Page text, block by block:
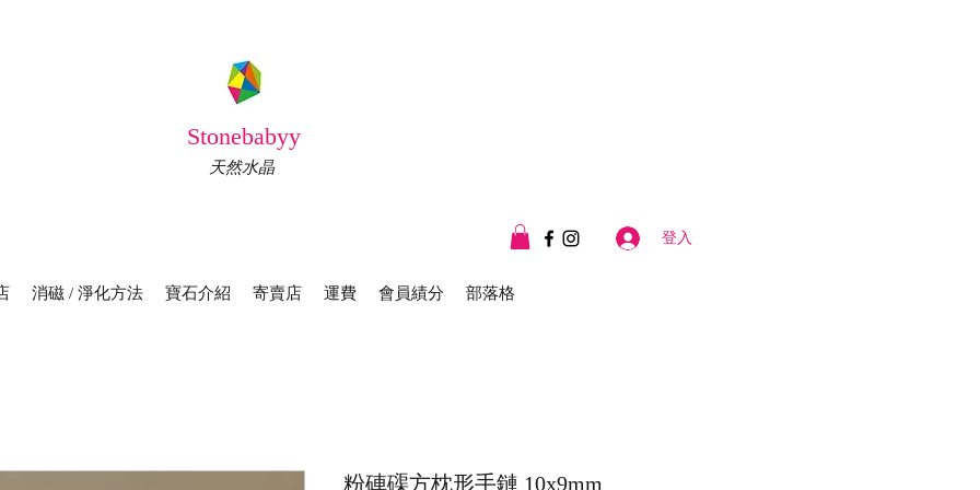
Stonebabyy
天然水晶
消磁 / 淨化方法 寶石介紹 寄賣店 運費 會員績分 部落格
登入
粉硨磲方枕形手鏈 10x9mm